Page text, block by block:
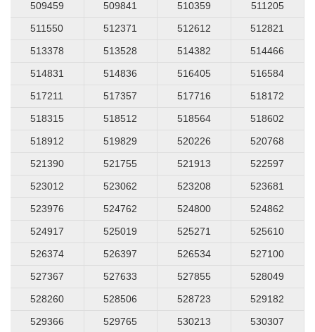
509459
509841 510359
511205
511550
512371 512612
512821
513378
513528 514382
514466
514831
514836 516405
516584
517211
517357 517716
518172
518315
518512 518564
518602
518912
519829 520226
520768
521390
521755 521913
522597
523012
523062 523208
523681
523976
524762 524800
524862
524917
525019 525271
525610
526374
526397 526534
527100
527367
527633 527855
528049
528260
528506 528723
529182
529366
529765 530213
530307